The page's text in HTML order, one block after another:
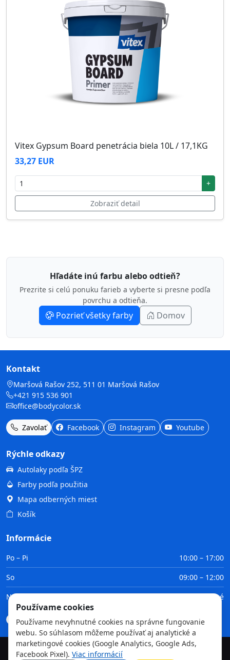
Vitex Gypsum Board penetrácia biela 10L / 17,1KG
33,27 EUR
+
Zobraziť detail
Hľadáte inú farbu alebo odtieň?
Prezrite si celú ponuku farieb a vyberte si presne podľa
povrchu a odtieňa.
Pozrieť všetky farby Domov
Kontakt
Maršová Rašov 252, 511 01 Maršová Rašov
+421 915 536 901
office@bodycolor.sk
Zavolať Facebook Instagram Youtube
Rýchle odkazy
Autolaky podľa ŠPZ
Farby podľa použitia
Mapa odberných miest
Košík
Informácie
Po – Pi
10:00 – 17:00
So
09:00 – 12:00
Ne
Zatvorené
Doprava Platba Obchodné podmienky GDPR
©2026TvojaFarba.sk • Všetky práva vyhradené
Používame cookies
Používame nevyhnutné cookies na správne fungovanie
webu. So súhlasom môžeme používať aj analytické a
marketingové cookies (Google Analytics, Google Ads,
Facebook Pixel). Viac informácií